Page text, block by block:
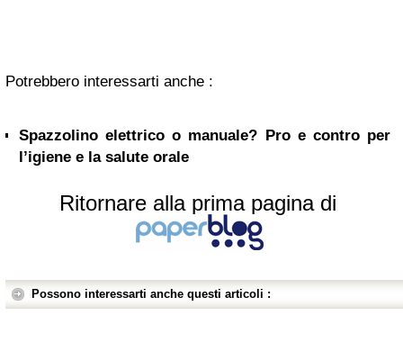
Potrebbero interessarti anche :
Spazzolino elettrico o manuale? Pro e contro per
l’igiene e la salute orale
Ritornare alla prima pagina di
Possono interessarti anche questi articoli :